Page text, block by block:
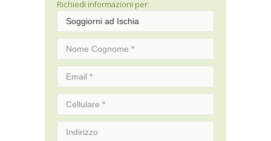
Richiedi informazioni per: